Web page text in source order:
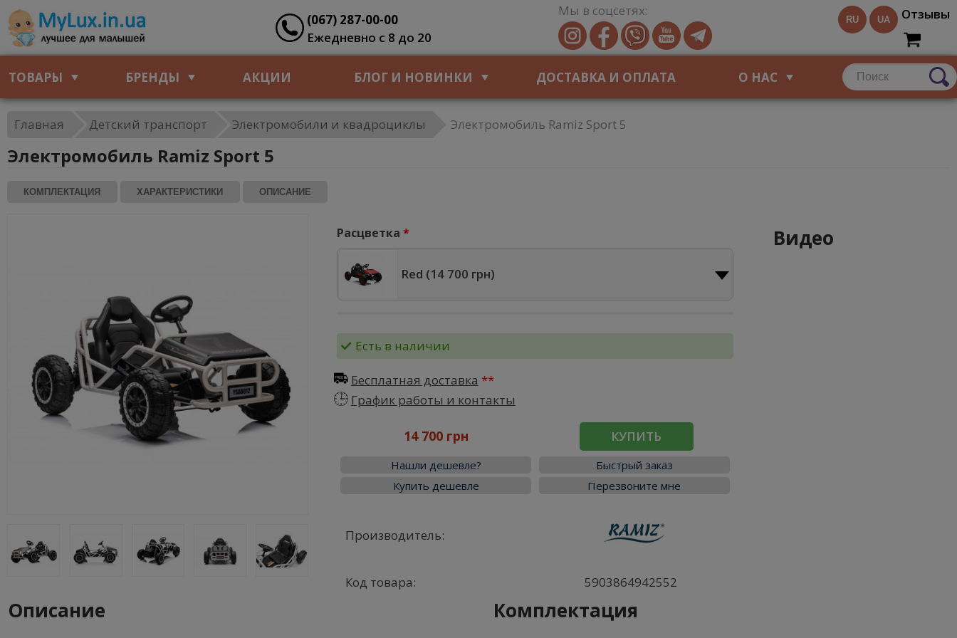
(067) 287-00-00
Ежедневно с 8 до 20
Мы в соцсетях:
RU UA Отзывы
ТОВАРЫ БРЕНДЫ АКЦИИ БЛОГ И НОВИНКИ ДОСТАВКА И ОПЛАТА О НАС
Главная Детский транспорт Электромобили и квадроциклы Электромобиль Ramiz Sport 5
Электромобиль Ramiz Sport 5
КОМПЛЕКТАЦИЯ ХАРАКТЕРИСТИКИ ОПИСАНИЕ
Расцветка
Red (14 700 грн)
Есть в наличии
Бесплатная доставка
График работы и контакты
14 700 грн КУПИТЬ
Нашли дешевле?
Быстрый заказ
Купить дешевле
Перезвоните мне
Производитель:
Код товара: 5903864942552
Видео
Описание Комплектация